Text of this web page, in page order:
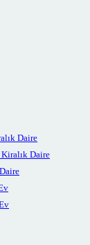
Daire
Daire